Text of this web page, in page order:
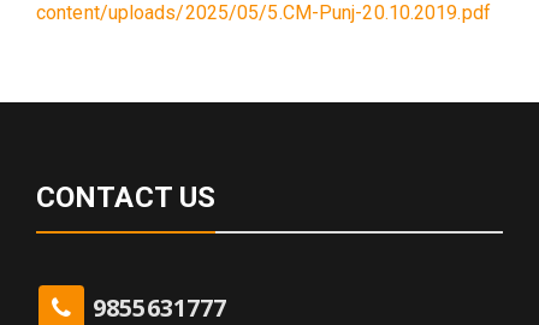
content/uploads/2025/05/5.CM-Punj-20.10.2019.pdf
CONTACT US
9855631777